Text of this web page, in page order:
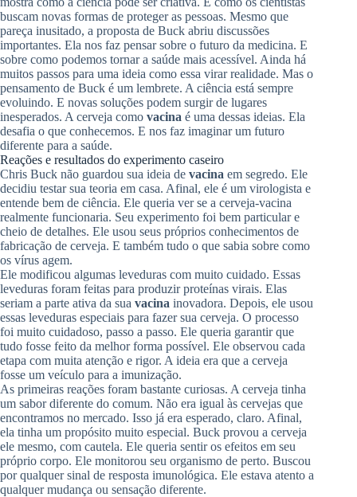
buscam novas formas de proteger as pessoas. Mesmo que
pareça inusitado, a proposta de Buck abriu discussões
importantes. Ela nos faz pensar sobre o futuro da medicina. E
sobre como podemos tornar a saúde mais acessível. Ainda há
muitos passos para uma ideia como essa virar realidade. Mas o
pensamento de Buck é um lembrete. A ciência está sempre
evoluindo. E novas soluções podem surgir de lugares
inesperados. A cerveja como vacina é uma dessas ideias. Ela
desafia o que conhecemos. E nos faz imaginar um futuro
diferente para a saúde.
Reações e resultados do experimento caseiro
Chris Buck não guardou sua ideia de vacina em segredo. Ele
decidiu testar sua teoria em casa. Afinal, ele é um virologista e
entende bem de ciência. Ele queria ver se a cerveja-vacina
realmente funcionaria. Seu experimento foi bem particular e
cheio de detalhes. Ele usou seus próprios conhecimentos de
fabricação de cerveja. E também tudo o que sabia sobre como
os vírus agem.
Ele modificou algumas leveduras com muito cuidado. Essas
leveduras foram feitas para produzir proteínas virais. Elas
seriam a parte ativa da sua vacina inovadora. Depois, ele usou
essas leveduras especiais para fazer sua cerveja. O processo
foi muito cuidadoso, passo a passo. Ele queria garantir que
tudo fosse feito da melhor forma possível. Ele observou cada
etapa com muita atenção e rigor. A ideia era que a cerveja
fosse um veículo para a imunização.
As primeiras reações foram bastante curiosas. A cerveja tinha
um sabor diferente do comum. Não era igual às cervejas que
encontramos no mercado. Isso já era esperado, claro. Afinal,
ela tinha um propósito muito especial. Buck provou a cerveja
ele mesmo, com cautela. Ele queria sentir os efeitos em seu
próprio corpo. Ele monitorou seu organismo de perto. Buscou
por qualquer sinal de resposta imunológica. Ele estava atento a
qualquer mudança ou sensação diferente.